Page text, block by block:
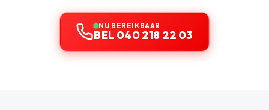
NU BEREIKBAAR
BEL 040 218 22 03